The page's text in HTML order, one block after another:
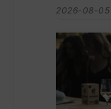
2026-08-05
El